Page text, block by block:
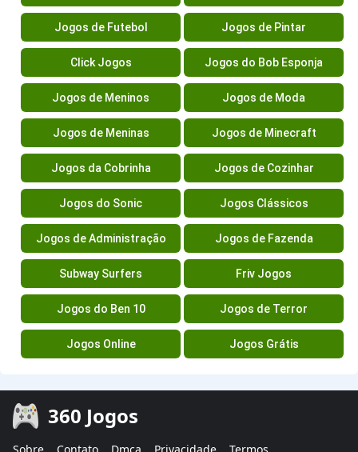
Jogos de Futebol Jogos de Pintar
Click Jogos Jogos do Bob Esponja
Jogos de Meninos Jogos de Moda
Jogos de Meninas Jogos de Minecraft
Jogos da Cobrinha Jogos de Cozinhar
Jogos do Sonic Jogos Clássicos
Jogos de Administração Jogos de Fazenda
Subway Surfers Friv Jogos
Jogos do Ben 10 Jogos de Terror
Jogos Online Jogos Grátis
360 Jogos